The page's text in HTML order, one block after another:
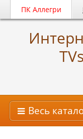
ПК Аллегри
Весь